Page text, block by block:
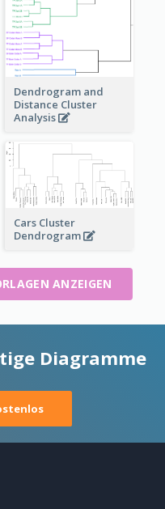
Dendrogram and
Distance Cluster
Analysis
Cars Cluster
Dendrogram
ANZEIGEN
Diagramme